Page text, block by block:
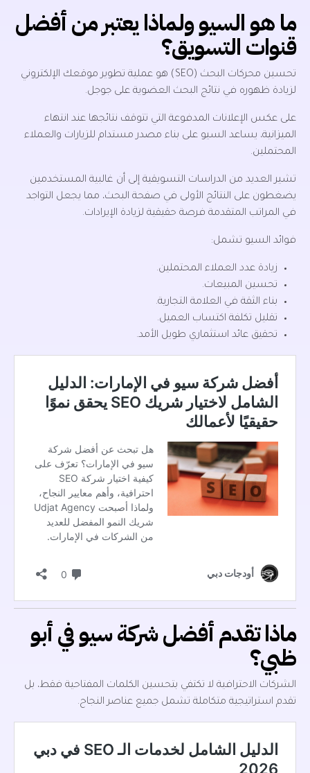
ما هو السيو ولماذا يعتبر من أفضل
قنوات التسويق؟
تحسين محركات البحث (SEO) هو عملية تطوير موقعك الإلكتروني
لزيادة ظهوره في نتائج البحث العضوية على جوجل.
على عكس الإعلانات المدفوعة التي تتوقف نتائجها عند انتهاء
الميزانية، يساعد السيو على بناء مصدر مستدام للزيارات والعملاء
المحتملين.
تشير العديد من الدراسات التسويقية إلى أن غالبية المستخدمين
يضغطون على النتائج الأولى في صفحة البحث، مما يجعل التواجد
في المراتب المتقدمة فرصة حقيقية لزيادة الإيرادات.
فوائد السيو تشمل:
زيادة عدد العملاء المحتملين.
تحسين المبيعات.
بناء الثقة في العلامة التجارية.
تقليل تكلفة اكتساب العميل.
تحقيق عائد استثماري طويل الأمد.
ماذا تقدم أفضل شركة سيو في أبو
ظبي؟
الشركات الاحترافية لا تكتفي بتحسين الكلمات المفتاحية فقط، بل
تقدم استراتيجية متكاملة تشمل جميع عناصر النجاح.